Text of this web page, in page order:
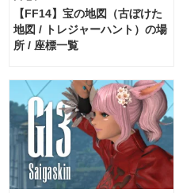
【FF14】宝の地図（古ぼけた
地図 / トレジャーハント）の場
所 / 座標一覧